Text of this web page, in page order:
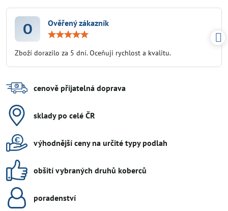
O Ověřený zákazník
5
Zboží dorazilo za 5 dní. Oceňuji rychlost a kvalitu.
cenově přijatelná doprava
sklady po celé ČR
výhodnější ceny na určité typy podlah
obšití vybraných druhů koberců
poradenství